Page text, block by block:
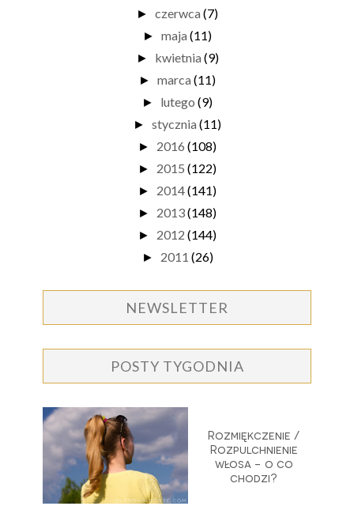
► czerwca (7)
► maja (11)
► kwietnia (9)
► marca (11)
► lutego (9)
► stycznia (11)
► 2016 (108)
► 2015 (122)
► 2014(141)
► 2013(148)
► 2012 (144)
► 2011 (26)
NEWSLETTER
POSTY TYGODNIA
Rozmiękczenie /
Rozpulchnienie
włosa - o co
chodzi?